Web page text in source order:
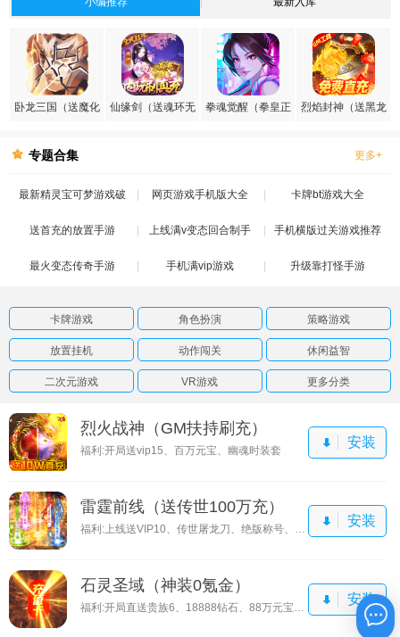
卧龙三国（送魔化
仙缘剑（送魂环无
拳魂觉醒（拳皇正
烈焰封神（送黑龙
专题合集 更多+
最新精灵宝可梦游戏破
解版
网页游戏手机版大全 卡牌bt游戏大全
送首充的放置手游 上线满v变态回合制手
游
手机横版过关游戏推荐
最火变态传奇手游 手机满vip游戏 升级靠打怪手游
卡牌游戏 角色扮演 策略游戏
放置挂机 动作闯关 休闲益智
二次元游戏 VR游戏 更多分类
烈火战神（GM扶持刷充）
福利:开局送vip15、百万元宝、幽魂时装套
安装
雷霆前线（送传世100万充）
安装
石灵圣域（神装0氪金）
安装